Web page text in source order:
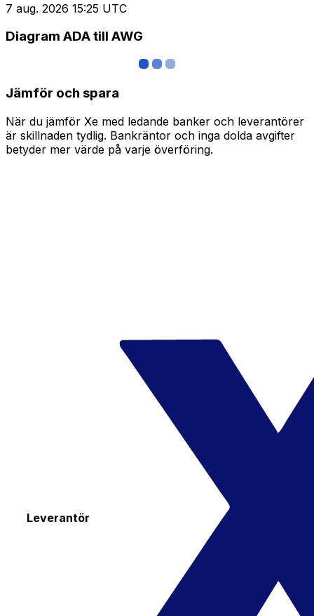
7 aug. 2026 15:25 UTC
Diagram ADA till AWG
Jämför och spara
När du jämför Xe med ledande banker och leverantörer
är skillnaden tydlig. Bankräntor och inga dolda avgifter
betyder mer värde på varje överföring.
Leverantör